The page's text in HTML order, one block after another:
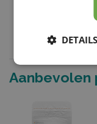
Aanbevolen